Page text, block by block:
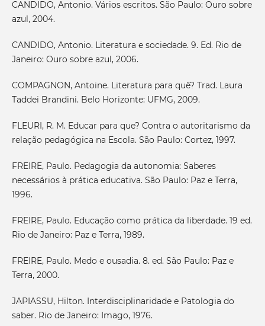
CANDIDO, Antonio. Vários escritos. São Paulo: Ouro sobre
azul, 2004.
CANDIDO, Antonio. Literatura e sociedade. 9. Ed. Rio de
Janeiro: Ouro sobre azul, 2006.
COMPAGNON, Antoine. Literatura para quê? Trad. Laura
Taddei Brandini. Belo Horizonte: UFMG, 2009.
FLEURI, R. M. Educar para que? Contra o autoritarismo da
relação pedagógica na Escola. São Paulo: Cortez, 1997.
FREIRE, Paulo. Pedagogia da autonomia: Saberes
necessários à prática educativa. São Paulo: Paz e Terra,
1996.
FREIRE, Paulo. Educação como prática da liberdade. 19 ed.
Rio de Janeiro: Paz e Terra, 1989.
FREIRE, Paulo. Medo e ousadia. 8. ed. São Paulo: Paz e
Terra, 2000.
JAPIASSU, Hilton. Interdisciplinaridade e Patologia do
saber. Rio de Janeiro: Imago, 1976.